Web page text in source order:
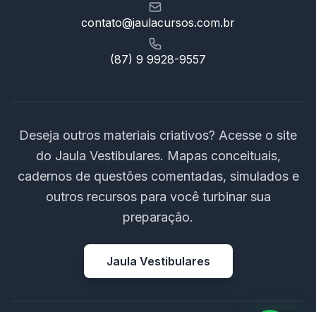
contato@jaulacursos.com.br
(87) 9 9928-9557
Deseja outros materiais criativos? Acesse o site
do Jaula Vestibulares. Mapas conceituais,
cadernos de questões comentadas, simulados e
outros recursos para você turbinar sua
preparação.
Jaula Vestibulares